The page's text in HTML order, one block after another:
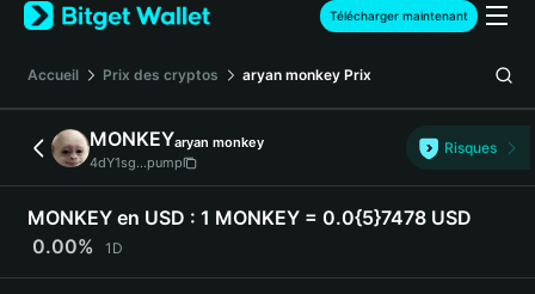
Türkçe
Français
Deutsch
简体中文
繁體中文
Português (Portugal)
Bahasa Indonesia
ภาษาไทย
हिन्दी
Télécharger maintenant
Accueil Prix des cryptos aryan monkey Prix
MONKEYaryan monkey
4dY1sg...pump
Risques
MONKEY en USD : 1 MONKEY = 0.0{5}7478 USD
0.00%
1D